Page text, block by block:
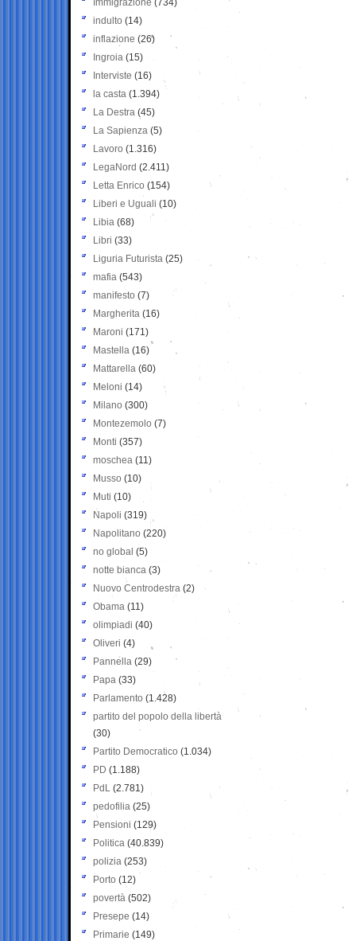
Immigrazione (734)
indulto (14)
inflazione (26)
Ingroia (15)
Interviste (16)
la casta (1.394)
La Destra (45)
La Sapienza (5)
Lavoro (1.316)
LegaNord (2.411)
Letta Enrico (154)
Liberi e Uguali (10)
Libia (68)
Libri (33)
Liguria Futurista (25)
mafia (543)
manifesto (7)
Margherita (16)
Maroni (171)
Mastella (16)
Mattarella (60)
Meloni (14)
Milano (300)
Montezemolo (7)
Monti (357)
moschea (11)
Musso (10)
Muti (10)
Napoli (319)
Napolitano (220)
no global (5)
notte bianca (3)
Nuovo Centrodestra (2)
Obama (11)
olimpiadi (40)
Oliveri (4)
Pannella (29)
Papa (33)
Parlamento (1.428)
partito del popolo della libertà
(30)
Partito Democratico (1.034)
PD (1.188)
PdL (2.781)
pedofilia (25)
Pensioni (129)
Politica (40.839)
polizia (253)
Porto (12)
povertà (502)
Presepe (14)
Primarie (149)